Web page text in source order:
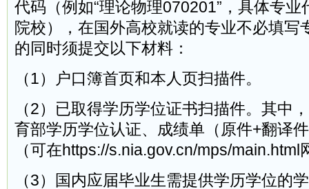
代码（例如“理论物理070201”，具体专
院校），在国外高校就读的专业不必填写
的同时须提交以下材料：
（1）户口簿首页和本人页扫描件。
（2）已取得学历学位证书扫描件。其中
育部学历学位认证、成绩单（原件+翻译
（可在https://s.nia.gov.cn/mps/main.html
（3）国内应届毕业生需提供学历学位的